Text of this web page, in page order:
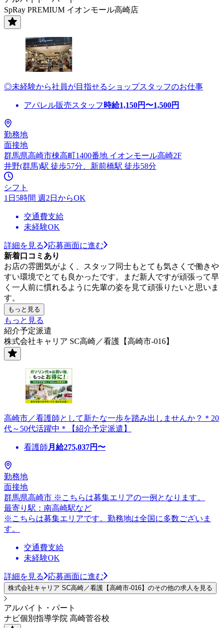
SpRay PREMIUM イオンモール高崎店
◎未経験から社員が目指せるショップスタッフのお仕事
アパレル販売スタッフ 時給1,150円〜1,500円
勤務地
面接地
群馬県高崎市棟高町1400番地 イオンモール高崎2F
井野(群馬)駅 徒歩57分、新前橋駅 徒歩58分
シフト
1日5時間 週2日からOK
交通費支給
未経験OK
詳細を見る
応募画面に進む
新着口コミあり
お店の雰囲気がよく、スタッフ同士もとても気さくで働きや
すい環境でとても良かったです。まだ新人ですが頑張って早
く一人前に慣れるように先輩の姿を見て頑張りたいと思いま
す。
もっと見る
もっと見る
紹介予定派遣
株式会社キャリア SC高崎／看護【高崎市-016】
高崎市／看護師として新たな一歩を踏み出しませんか？＊20
代～50代活躍中＊【紹介予定派遣】
看護師 月給275,037円〜
勤務地
面接地
群馬県高崎市 ※こちらは募集エリアの一例となります。
最寄り駅：南高崎駅など
※こちらは募集エリアです。勤務地は全国に多数ございま
す。
交通費支給
未経験OK
詳細を見る 応募画面に進む
株式会社キャリア SC高崎／看護【高崎市-016】のその他の求人を見る
アルバイト・パート
ナビ個別指導学院 高崎菅谷校